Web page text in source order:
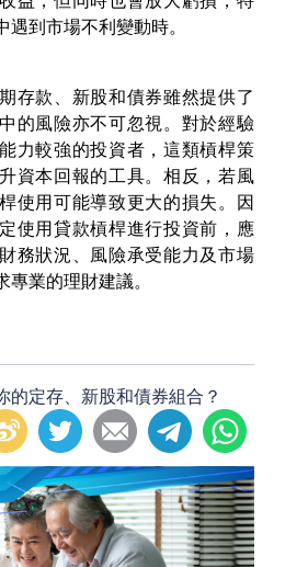
到市場不利變動時。
存款、新股和債券雖然提供了
的風險亦不可忽視。對於經驗
力較強的投資者，這類槓桿策
資本回報的工具。相反，若風
使用可能導致更大的損失。因
使用貸款槓桿進行投資前，應
務狀況、風險承受能力及市場
業的理財建議。
的定存、新股和債券組合？